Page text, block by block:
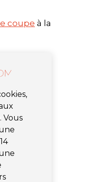
coupe à la
Vous